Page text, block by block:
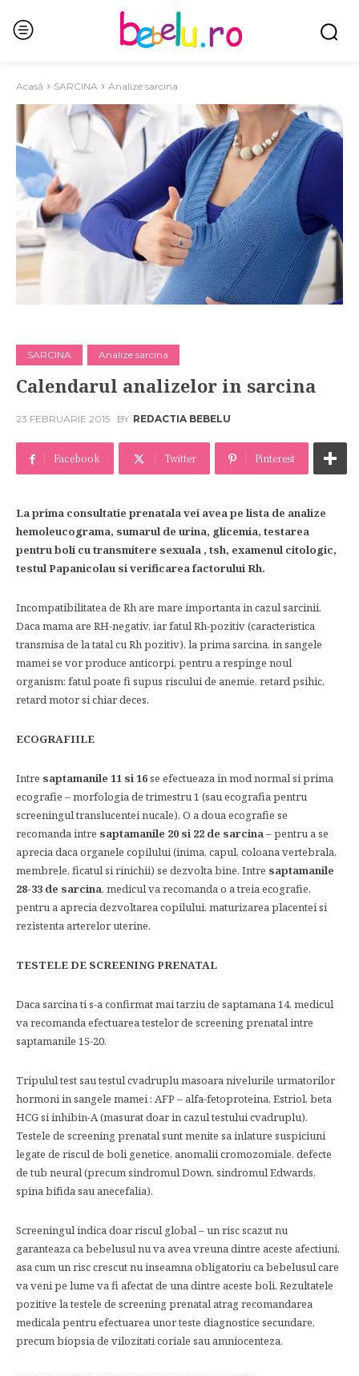
Acasă SARCINA Analize sarcina
SARCINA Analize sarcina
Calendarul analizelor in sarcina
23 FEBRUARIE 2015 BY REDACTIA BEBELU
Facebook Twitter Pinterest
La prima consultatie prenatala vei avea pe lista de analize
hemoleucograma, sumarul de urina, glicemia, testarea
pentru boli cu transmitere sexuala , tsh, examenul citologic,
testul Papanicolau si verificarea factorului Rh.
Incompatibilitatea de Rh are mare importanta in cazul sarcinii.
Daca mama are RH-negativ, iar fatul Rh-pozitiv (caracteristica
transmisa de la tatal cu Rh pozitiv), la prima sarcina, in sangele
mamei se vor produce anticorpi, pentru a respinge noul
organism: fatul poate fi supus riscului de anemie, retard psihic,
retard motor si chiar deces.
ECOGRAFIILE
Intre saptamanile 11 si 16se efectueaza in mod normal si prima
ecografie – morfologia de trimestru 1 (sau ecografia pentru
screeningul translucentei nucale). O a doua ecografie se
recomanda intre saptamanile 20 si 22 de sarcina– pentru a se
aprecia daca organele copilului (inima, capul, coloana vertebrala,
membrele, ficatul si rinichii) se dezvolta bine. Intre saptamanile
28-33 de sarcina, medicul va recomanda o a treia ecografie,
pentru a aprecia dezvoltarea copilului, maturizarea placentei si
rezistenta arterelor uterine.
TESTELE DE SCREENING PRENATAL
Daca sarcina ti s-a confirmat mai tarziu de saptamana 14, medicul
va recomanda efectuarea testelor de screening prenatal intre
saptamanile 15-20.
Tripulul test sau testul cvadruplu masoara nivelurile urmatorilor
hormoni in sangele mamei : AFP – alfa-fetoproteina, Estriol, beta
HCG si inhibin-A (masurat doar in cazul testului cvadruplu).
Testele de screening prenatal sunt menite sa inlature suspiciuni
legate de riscul de boli genetice, anomalii cromozomiale, defecte
de tub neural (precum sindromul Down, sindromul Edwards,
spina bifida sau anecefalia).
Screeningul indica doar riscul global – un risc scazut nu
garanteaza ca bebelusul nu va avea vreuna dintre aceste afectiuni,
asa cum un risc crescut nu inseamna obligatoriu ca bebelusul care
va veni pe lume va fi afectat de una dintre aceste boli. Rezultatele
pozitive la testele de screening prenatal atrag recomandarea
medicala pentru efectuarea unor teste diagnostice secundare,
precum biopsia de vilozitati coriale sau amniocenteza.